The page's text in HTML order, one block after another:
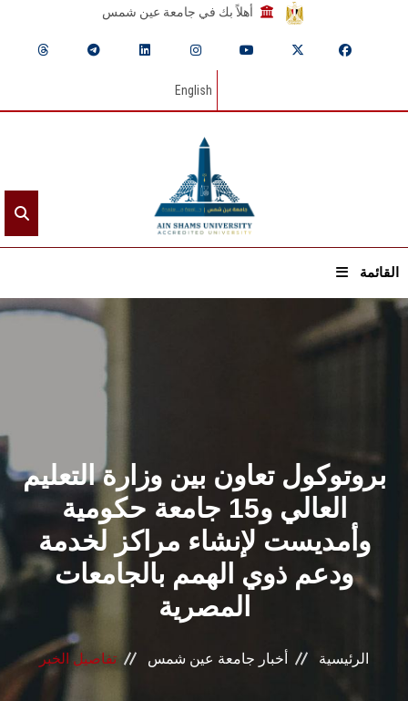
أهلاً بك في جامعة عين شمس
English
القائمة
الشئون الأكاديمية
البحث العلمي
الرعاية الصحية
المراكز والوحدات
الأنظمة الذكية
بروتوكول تعاون بين وزارة التعليم
العالي و15 جامعة حكومية
وأمديست لإنشاء مراكز لخدمة
ودعم ذوي الهمم بالجامعات
المصرية
الرئيسية أخبار جامعة عين شمس تفاصيل الخبر